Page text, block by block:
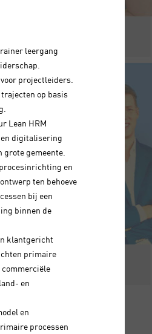
leergang
projectleiders.
op basis
Lean HRM
digitalisering
grote gemeente.
en
ten behoeve
bij een
binnen de
klantgericht
primaire
en
en
processen